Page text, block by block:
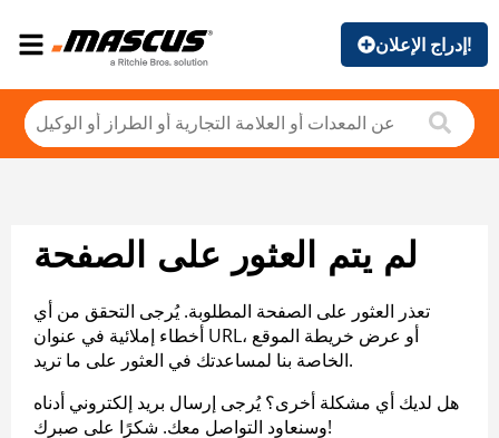
إدراج الإعلان!
لم يتم العثور على الصفحة
تعذر العثور على الصفحة المطلوبة. يُرجى التحقق من أي
أخطاء إملائية في عنوان URL، أو عرض خريطة الموقع
الخاصة بنا لمساعدتك في العثور على ما تريد.
هل لديك أي مشكلة أخرى؟ يُرجى إرسال بريد إلكتروني أدناه
وسنعاود التواصل معك. شكرًا على صبرك!